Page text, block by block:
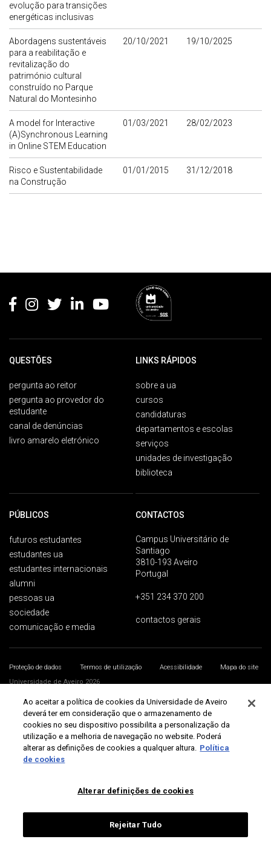
evolução para transições
energéticas inclusivas
Abordagens sustentáveis
para a reabilitação e
revitalização do
património cultural
construído no Parque
Natural do Montesinho
20/10/2021 19/10/2025
A model for Interactive
(A)Synchronous Learning
in Online STEM Education
01/03/2021 28/02/2023
Risco e Sustentabilidade
na Construção
01/01/2015 31/12/2018
QUESTÕES
pergunta ao reitor
pergunta ao provedor do
estudante
canal de denúncias
livro amarelo eletrónico
LINKS RÁPIDOS
sobre a ua
cursos
candidaturas
departamentos e escolas
serviços
unidades de investigação
biblioteca
PÚBLICOS
futuros estudantes
estudantes ua
estudantes internacionais
alumni
pessoas ua
sociedade
comunicação e media
CONTACTOS
Campus Universitário de
Santiago
3810-193 Aveiro
Portugal
+351 234 370 200
contactos gerais
Proteção de dados Termos de utilização Acessibilidade
Mapa do site
Universidade de Aveiro 2026
Ao aceitar a política de cookies da Universidade de Aveiro
deverá ter em consideração que o armazenamento de
cookies no seu dispositivo possibilita a personalização da
utilização e a melhoria de navegação no website. Poderá
alterar as definições de cookies a qualquer altura. Política
de cookies
Alterar definições de cookies
Rejeitar Tudo